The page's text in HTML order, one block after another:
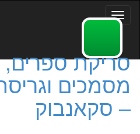
Toggle
navigation
סריקת
מסמכים
– סקאנבוק